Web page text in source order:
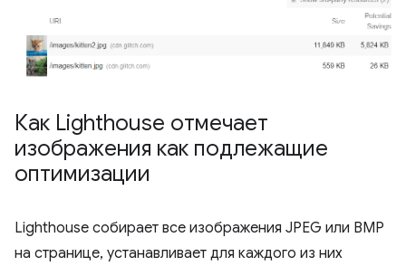
Как Lighthouse отмечает
изображения как подлежащие
оптимизации
Lighthouse собирает все изображения JPEG или BMP
на странице, устанавливает для каждого из них